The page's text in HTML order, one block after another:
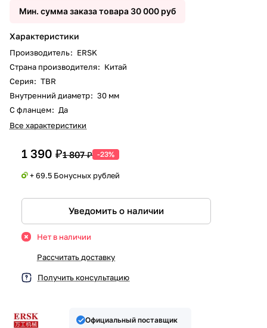
Мин. сумма заказа товара 30 000 руб
Характеристики
Производитель: ERSK
Страна производителя: Китай
Серия: TBR
Внутренний диаметр: 30 мм
С фланцем: Да
Все характеристики
1 390 ₽1 807 ₽ -23%
+ 69.5 Бонусных рублей
Уведомить о наличии
Нет в наличии
Рассчитать доставку
Получить консультацию
Официальный поставщик